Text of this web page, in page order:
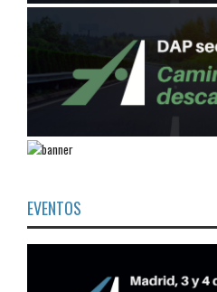
EVENTOS